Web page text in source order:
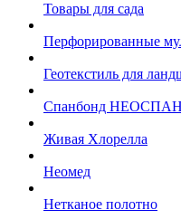
Товары для сада
Перфорированные
Геотекстиль для
Спанбонд НЕОСПАН
Живая Хлорелла
Нeомед
Нетканое полотно